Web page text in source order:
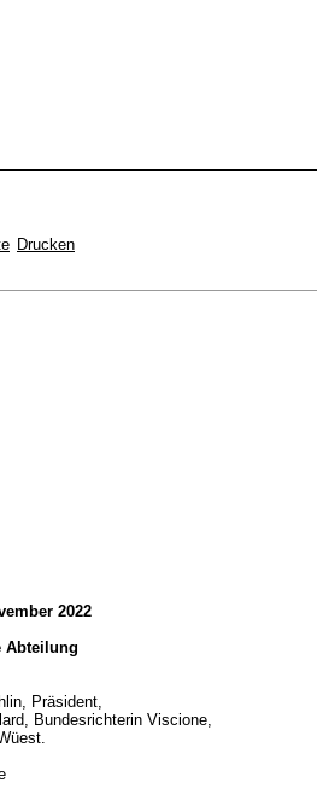
Drucken
2022
Abteilung
Präsident,
Bundesrichterin Viscione,